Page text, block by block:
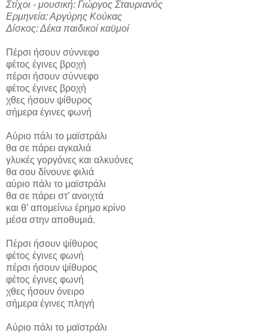
Στίχοι - μουσική: Γιώργος Σταυριανός
Ερμηνεία: Αργύρης Κούκας
Δίσκος: Δέκα παιδικοί καϋμοί
Πέρσι ήσουν σύννεφο
φέτος έγινες βροχή
πέρσι ήσουν σύννεφο
φέτος έγινες βροχή
χθες ήσουν ψίθυρος
σήμερα έγινες φωνή
Αύριο πάλι το μαϊστράλι
θα σε πάρει αγκαλιά
γλυκές γοργόνες και αλκυόνες
θα σου δίνουνε φιλιά
αύριο πάλι το μαϊστράλι
θα σε πάρει στ’ ανοιχτά
και θ’ απομείνω έρημο κρίνο
μέσα στην αποθυμιά.
Πέρσι ήσουν ψίθυρος
φέτος έγινες φωνή
πέρσι ήσουν ψίθυρος
φέτος έγινες φωνή
χθες ήσουν όνειρο
σήμερα έγινες πληγή
Αύριο πάλι το μαϊστράλι